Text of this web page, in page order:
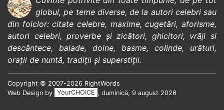
globul, pe teme diverse, de la autori celebrisau
din folclor:citate celebre, maxime,cugetări,aforisme,
autori celebri,proverbe și zicători, ghicitori, vrăji si
descântece, balade, doine, basme, colinde, urături,
orații de nuntă, tradiții și superstiții.
Copyright © 2007-2026 RightWords
Web Design by
YourCHOICE , duminică, 9 august 2026